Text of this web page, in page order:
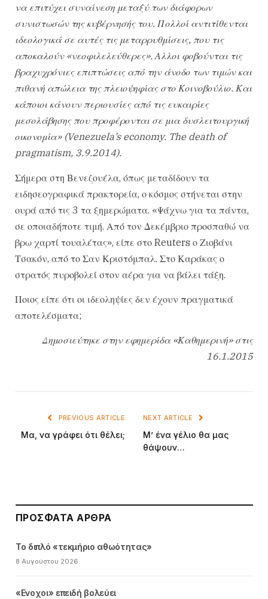
να επιτύχει συναίνεση μεταξύ των διάφορων
συνιστωσών της κυβέρνησής του. Πολλοί αντιτίθενται
ιδεολογικά σε αυτές τις μεταρρυθμίσεις, που τις
αποκαλούν «νεοφιλελεύθερες». Αλλοι φοβούνται τις
βραχυχρόνιες επιπτώσεις από την άνοδο των τιμών και
πιθανή απώλεια της πλειοψηφίας στο Κοινοβούλιο. Και
κάποιοι κάνουν περιουσίες από τις ευκαιρίες
μεσολάβησης που προφέρονται σε μια δυσλειτουργική
οικονομία» (Venezuela’s economy. The death of
pragmatism, 3.9.2014).
Σήμερα στη Βενεζουέλα, όπως μεταδίδουν τα
ειδησεογραφικά πρακτορεία, ο κόσμος στήνεται στην
ουρά από τις 3 τα ξημερώματα. «Ψάχνω για τα πάντα,
σε οποιαδήποτε τιμή. Από τον Δεκέμβριο προσπαθώ να
βρω χαρτί τουαλέτας», είπε στο Reuters ο Ζιοβάνι
Τσακόν, από το Σαν Κριστόμπαλ. Στο Καράκας ο
στρατός πυροβολεί στον αέρα για να βάλει τάξη.
Ποιος είπε ότι οι ιδεοληψίες δεν έχουν πραγματικά
αποτελέσματα;
Δημοσιεύτηκε στην εφημερίδα «Καθημερινή» στις
16.1.2015
PREVIOUS ARTICLE
Μα, να γράφει ότι θέλει;
NEXT ARTICLE
Μ’ ένα γέλιο θα μας
θάψουν…
ΠΡΌΣΦΑΤΑ ΆΡΘΡΑ
Το διπλό «τεκμήριο αθωότητας»
8 Αυγούστου 2026
«Ενοχοι» επειδή βολεύει